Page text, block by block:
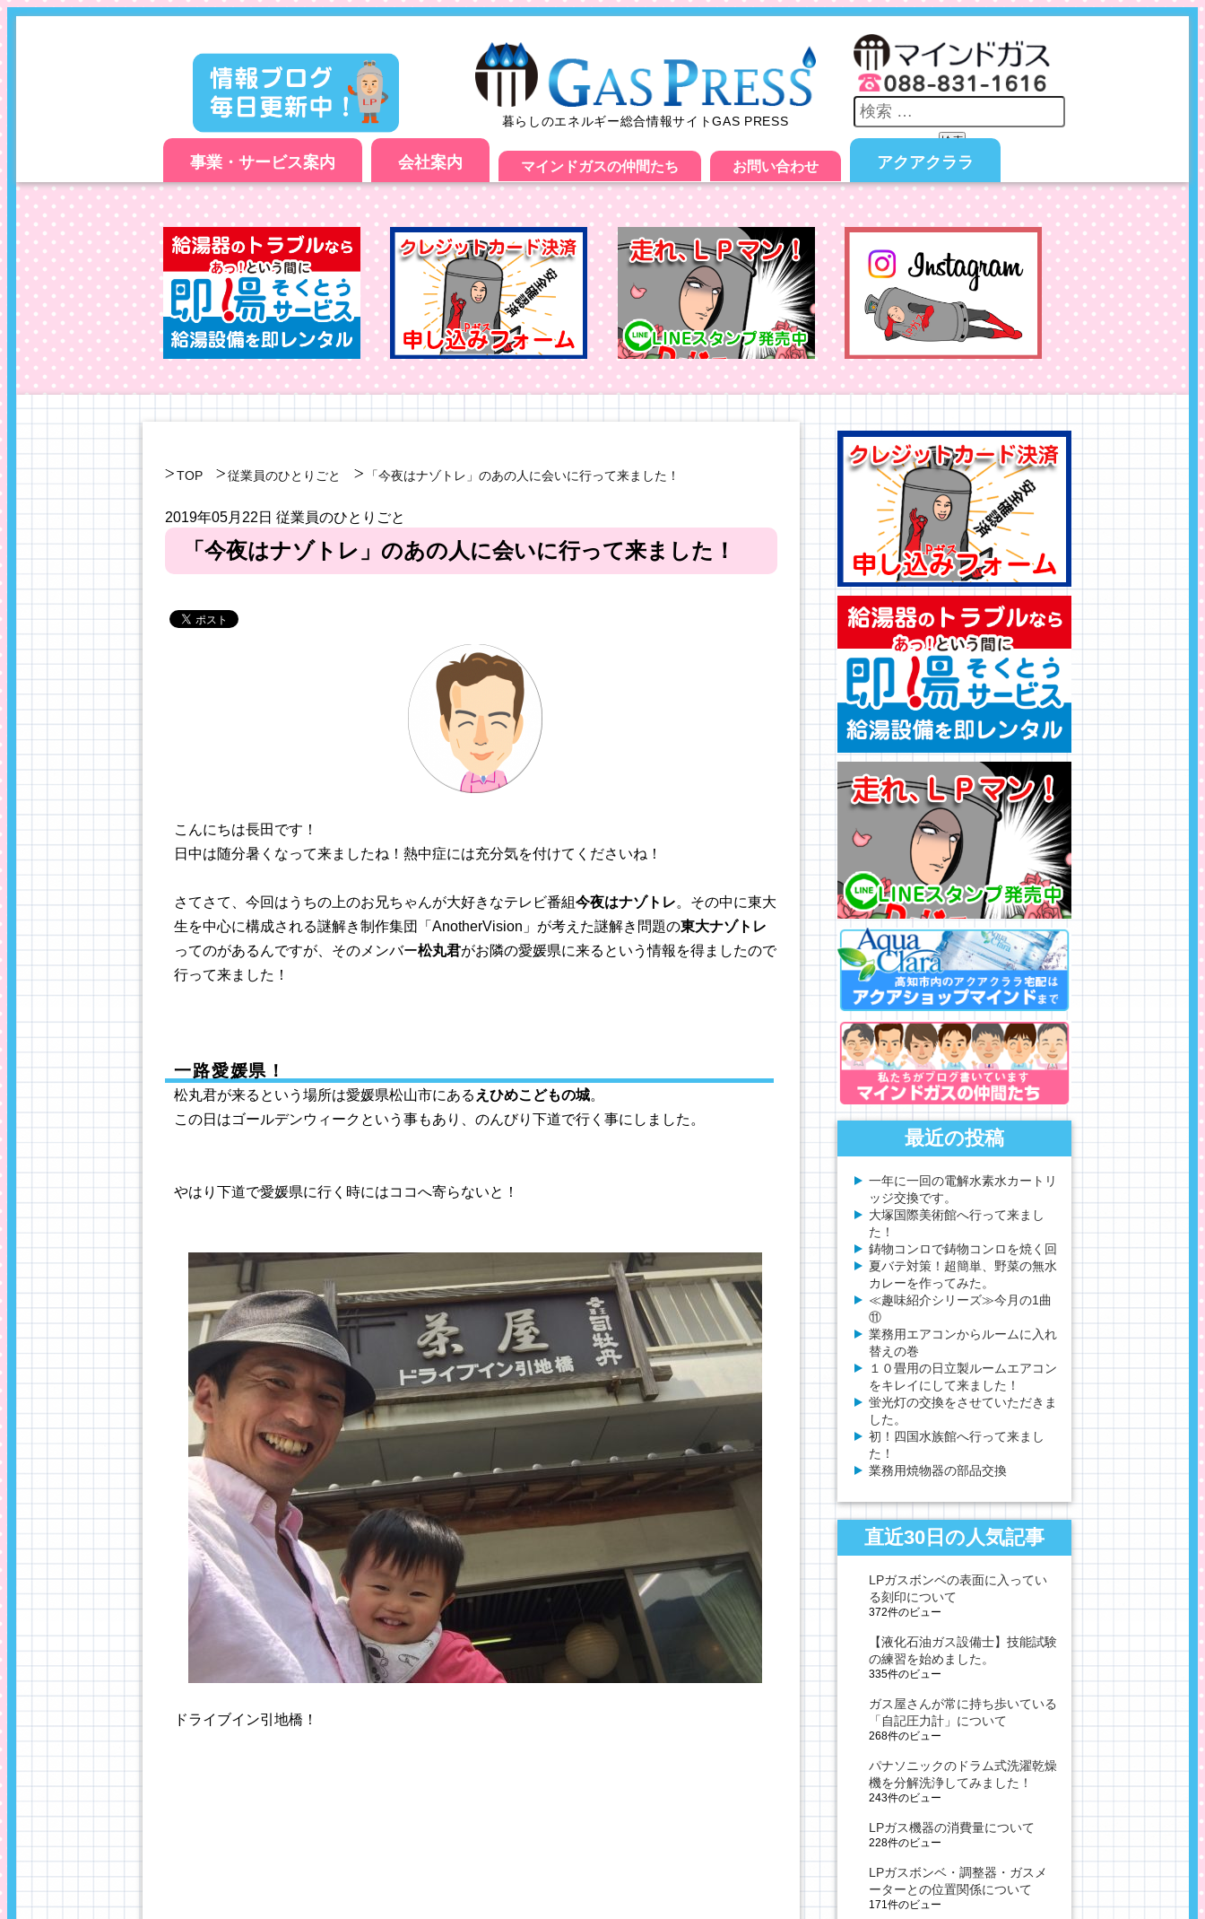
暮らしのエネルギー総合情報サイトGAS PRESS
検索
事業・サービス案内 会社案内 マインドガスの仲間たち お問い合わせ アクアクララ
TOP 従業員のひとりごと 「今夜はナゾトレ」のあの人に会いに行って来ました！
2019年05月22日 従業員のひとりごと
「今夜はナゾトレ」のあの人に会いに行って来ました！
こんにちは長田です！
日中は随分暑くなって来ましたね！熱中症には充分気を付けてくださいね！
さてさて、今回はうちの上のお兄ちゃんが大好きなテレビ番組今夜はナゾトレ。その中に東大
生を中心に構成される謎解き制作集団「AnotherVision」が考えた謎解き問題の東大ナゾトレ
ってのがあるんですが、そのメンバー松丸君がお隣の愛媛県に来るという情報を得ましたので
行って来ました！
一路愛媛県！
松丸君が来るという場所は愛媛県松山市にある えひめこどもの城。
この日はゴールデンウィークという事もあり、のんびり下道で行く事にしました。
やはり下道で愛媛県に行く時にはココへ寄らないと！
ドライブイン引地橋！
最近の投稿
一年に一回の電解水素水カートリ
ッジ交換です。
大塚国際美術館へ行って来まし
た！
鋳物コンロで鋳物コンロを焼く回
夏バテ対策！超簡単、野菜の無水
カレーを作ってみた。
≪趣味紹介シリーズ≫今月の1曲
⑪
業務用エアコンからルームに入れ
替えの巻
１０畳用の日立製ルームエアコン
をキレイにして来ました！
蛍光灯の交換をさせていただきま
した。
初！四国水族館へ行って来まし
た！
業務用焼物器の部品交換
直近30日の人気記事
LPガスボンベの表面に入ってい
る刻印について
372件のビュー
【液化石油ガス設備士】技能試験
の練習を始めました。
335件のビュー
ガス屋さんが常に持ち歩いている
「自記圧力計」について
268件のビュー
パナソニックのドラム式洗濯乾燥
機を分解洗浄してみました！
243件のビュー
LPガス機器の消費量について
228件のビュー
LPガスボンベ・調整器・ガスメ
ーターとの位置関係について
171件のビュー